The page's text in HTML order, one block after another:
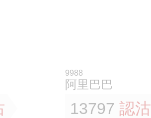
9988
阿里巴巴
13797 認沽